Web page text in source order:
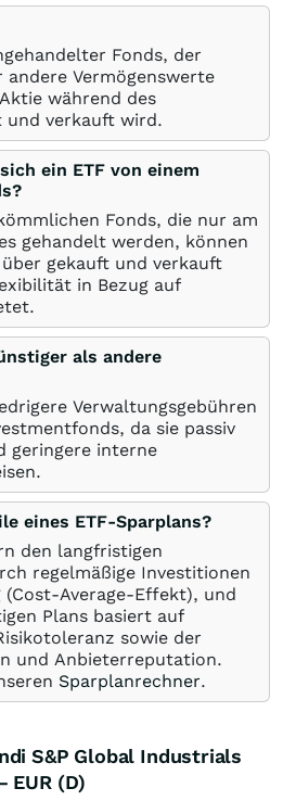
Fonds, der
Vermögenswerte
während des
und verkauft wird.
ein ETF von einem
Fonds, die nur am
gehandelt werden, können
über gekauft und verkauft
in Bezug auf
als andere
Verwaltungsgebühren
da sie passiv
geringere interne
eines ETF-Sparplans?
den langfristigen
regelmäßige Investitionen
Average-Effekt), und
Plans basiert auf
sowie der
und Anbieterreputation.
Sparplanrechner.
S&P Global Industrials
EUR (D)